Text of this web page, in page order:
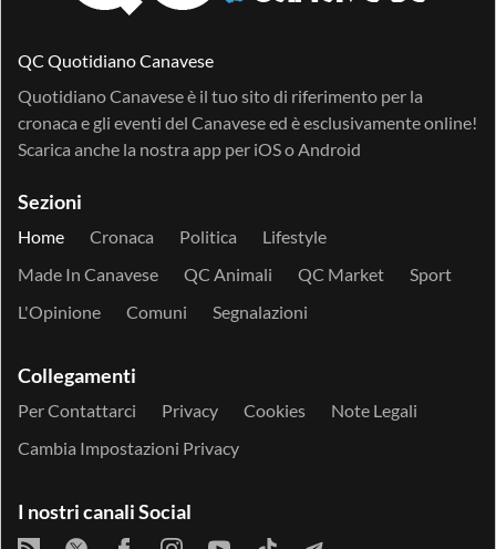
QC Quotidiano Canavese
Quotidiano Canavese è il tuo sito di riferimento per la
cronaca e gli eventi del Canavese ed è esclusivamente online!
Scarica anche la nostra app per iOSo Android
Sezioni
Home Cronaca Politica
Lifestyle
Made In Canavese
QC Animali QC Market
Sport
L'Opinione
Comuni Segnalazioni
Collegamenti
Per Contattarci Privacy Cookies
Note Legali
Cambia Impostazioni Privacy
I nostri canali Social